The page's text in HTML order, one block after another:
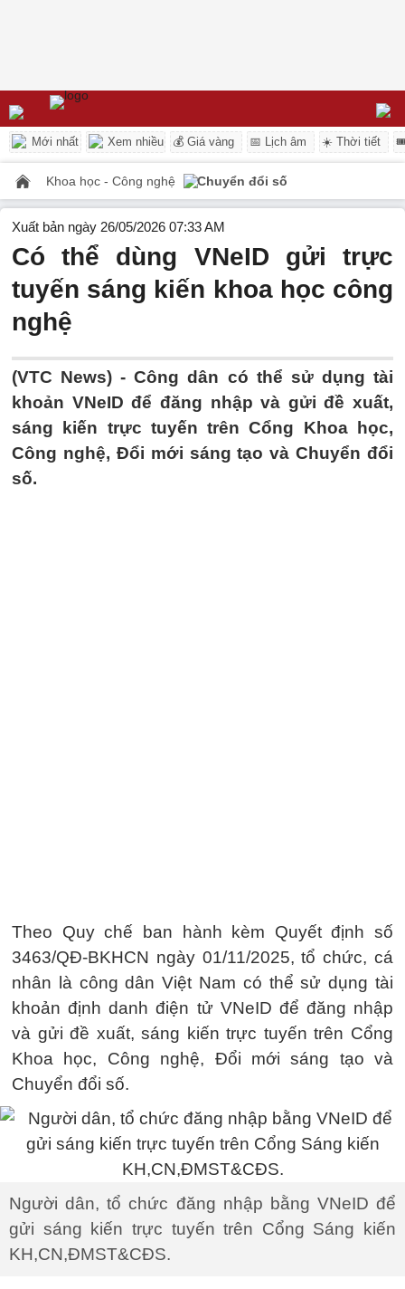
Mới nhất Xem nhiều 💰 Giá vàng 📅 Lịch âm ☀️ Thời tiết
Khoa học - Công nghệ Chuyển đổi số
Xuất bản ngày 26/05/2026 07:33 AM
Có thể dùng VNeID gửi trực
tuyến sáng kiến khoa học công
nghệ
(VTC News) -Công dân có thể sử dụng tài
khoản VNeID để đăng nhập và gửi đề xuất,
sáng kiến trực tuyến trên Cổng Khoa học,
Công nghệ, Đổi mới sáng tạo và Chuyển đổi
số.
Theo Quy chế ban hành kèm Quyết định số
3463/QĐ-BKHCN ngày 01/11/2025, tổ chức, cá
nhân là công dân Việt Nam có thể sử dụng tài
khoản định danh điện tử VNeID để đăng nhập
và gửi đề xuất, sáng kiến trực tuyến trên Cổng
Khoa học, Công nghệ, Đổi mới sáng tạo và
Chuyển đổi số.
Người dân, tổ chức đăng nhập bằng VNeID để
gửi sáng kiến trực tuyến trên Cổng Sáng kiến
KH,CN,ĐMST&CĐS.